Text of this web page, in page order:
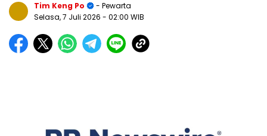
Tim Keng Po
- Pewarta
Selasa, 7 Juli 2026 - 02:00 WIB